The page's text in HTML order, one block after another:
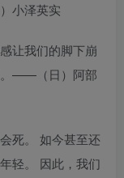
小泽英实
让我们的脚下崩
——（日）阿部
死。 如今甚至还
轻。 因此，我们